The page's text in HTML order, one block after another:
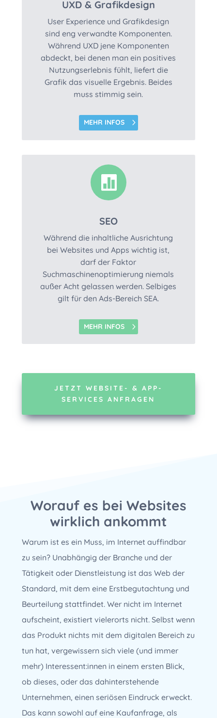
UXD & Grafikdesign
User Experience und Grafikdesign
sind eng verwandte Komponenten.
Während UXD jene Komponenten
abdeckt, bei denen man ein positives
Nutzungserlebnis fühlt, liefert die
Grafik das visuelle Ergebnis. Beides
muss stimmig sein.
MEHR INFOS

SEO
Während die inhaltliche Ausrichtung
bei Websites und Apps wichtig ist,
darf der Faktor
Suchmaschinenoptimierung niemals
außer Acht gelassen werden. Selbiges
gilt für den Ads-Bereich SEA.
MEHR INFOS
JETZT WEBSITE- & APP-
SERVICES ANFRAGEN
Worauf es bei Websites
wirklich ankommt
Warum ist es ein Muss, im Internet auffindbar
zu sein? Unabhängig der Branche und der
Tätigkeit oder Dienstleistung ist das Web der
Standard, mit dem eine Erstbegutachtung und
Beurteilung stattfindet. Wer nicht im Internet
aufscheint, existiert vielerorts nicht. Selbst wenn
das Produkt nichts mit dem digitalen Bereich zu
tun hat, vergewissern sich viele (und immer
mehr) Interessent:innen in einem ersten Blick,
ob dieses, oder das dahinterstehende
Unternehmen, einen seriösen Eindruck erweckt.
Das kann sowohl auf eine Kaufanfrage, als